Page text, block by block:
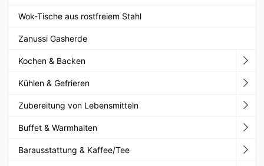
Wok-Tische aus rostfreiem Stahl
Zanussi Gasherde
Kochen & Backen
Kühlen & Gefrieren
Zubereitung von Lebensmitteln
Buffet & Warmhalten
Barausstattung & Kaffee/Tee